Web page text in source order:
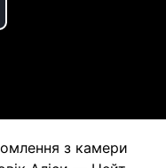
з камери